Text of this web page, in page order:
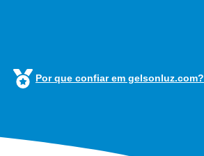
Por que confiar em gelsonluz.com?